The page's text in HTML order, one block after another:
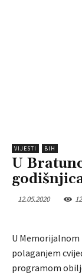
VIJESTI BIH
U
12.05.2020
U Memorijalnom
polaganjem
programom